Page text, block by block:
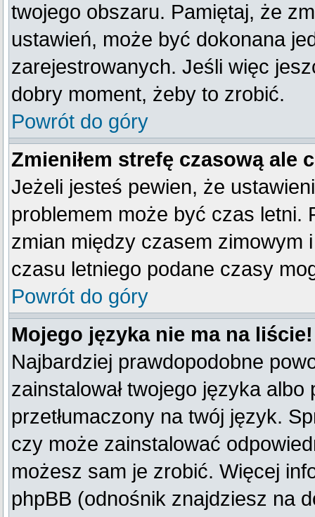
twojego obszaru. Pamiętaj, że
ustawień, może być dokonana
zarejestrowanych. Jeśli więc
dobry moment, żeby to zrobić.
Powrót do góry
Zmieniłem strefę czasową ale
Jeżeli jesteś pewien, że
problemem może być czas letni.
zmian między czasem zimowym
czasu letniego podane czasy
Powrót do góry
Mojego języka nie ma na liście!
Najbardziej prawdopodobne
zainstalował twojego języka
przetłumaczony na twój język.
czy może zainstalować
możesz sam je zrobić. Więcej
phpBB (odnośnik znajdziesz na